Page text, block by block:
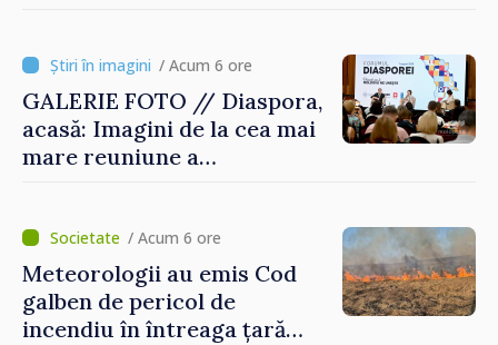
/ Acum 6 ore
GALERIE FOTO // Diaspora,
acasă: Imagini de la cea mai
mare reuniune a
/ Acum 6 ore
Meteorologii au emis Cod
galben de pericol de
incendiu în întreaga țară